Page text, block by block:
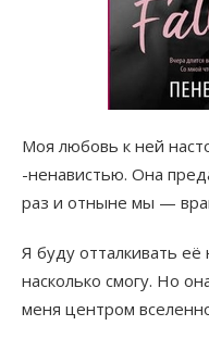
Моя любовь к ней
-ненавистью. Она
раз и отныне мы —
Я буду отталкивать её
насколько смогу. Но
меня центром